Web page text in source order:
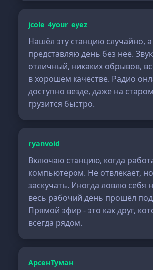
jcole_4your_eyez
Нашёл эту станцию случайно,
представляю день без неё. Звук
отличный, никаких обрывов,
в хорошем качестве. Радио
доступно везде, даже на
грузится быстро.
ryanvoid
Включаю станцию, когда
компьютером. Не отвлекает,
заскучать. Иногда ловлю себя
весь рабочий день прошёл
Прямой эфир - это как друг,
всегда рядом.
АрсенТуман